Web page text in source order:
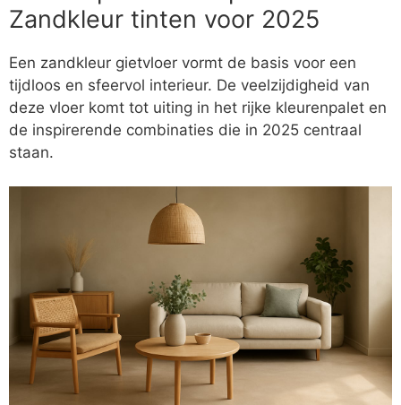
Zandkleur tinten voor 2025
Een zandkleur gietvloer vormt de basis voor een
tijdloos en sfeervol interieur. De veelzijdigheid van
deze vloer komt tot uiting in het rijke kleurenpalet en
de inspirerende combinaties die in 2025 centraal
staan.